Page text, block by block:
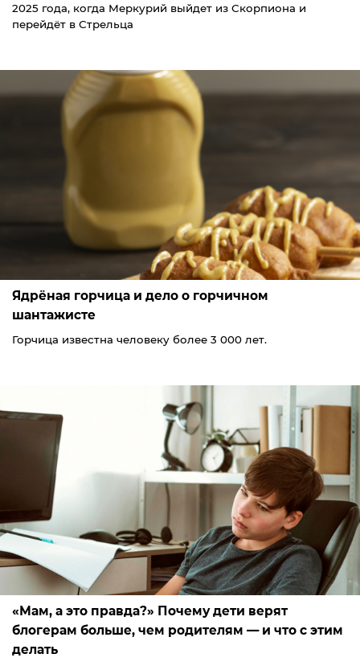
2025 года, когда Меркурий выйдет из Скорпиона и
перейдёт в Стрельца
Ядрёная горчица и дело о горчичном
шантажисте
Горчица известна человеку более 3 000 лет.
«Мам, а это правда?» Почему дети верят
блогерам больше, чем родителям — и что с этим
делать